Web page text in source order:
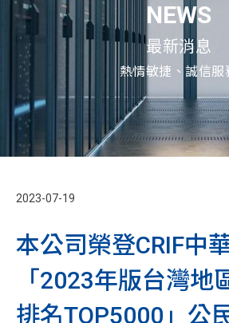
NEWS
最新消息
熱情敏捷、誠信服
2023-07-19
本公司榮登CRIF中
「2023年版台灣地
排名TOP5000」公